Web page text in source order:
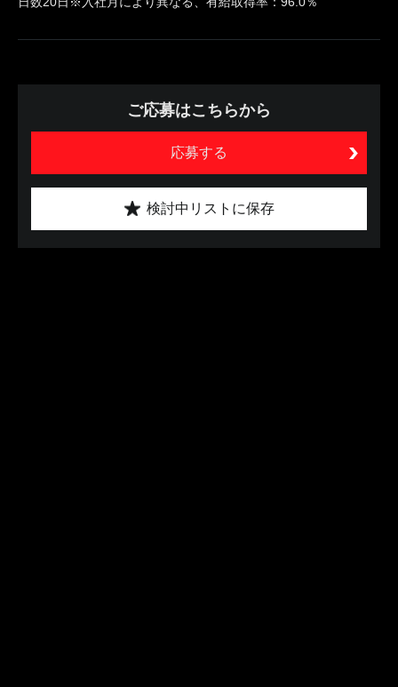
ご応募はこちらから
応募する
検討中リストに保存